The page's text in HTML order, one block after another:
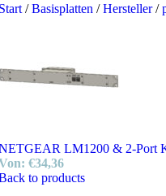
/ Basisplatten / Hersteller/
LM1200 & 2-Port
€34,36
to products